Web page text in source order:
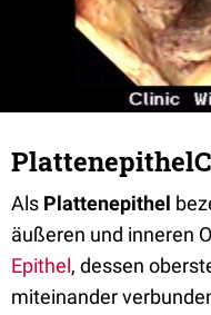
Als Plattenepithel
äußeren und inneren
Epithel, dessen
miteinander